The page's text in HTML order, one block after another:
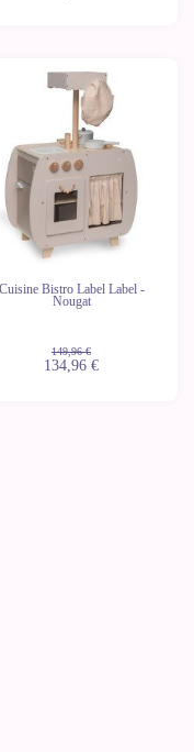
Cuisine Bistro Label Label -
Nougat
149,96 €
134,96 €